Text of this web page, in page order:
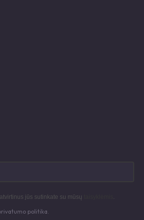
jūs sutinkate su mūsų .
politika.